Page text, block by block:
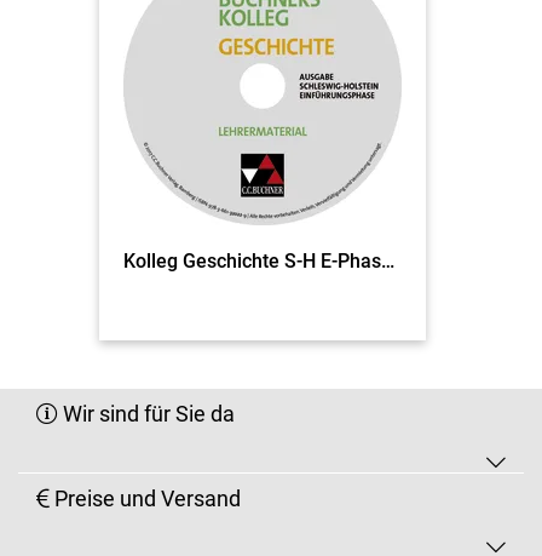
Kolleg Geschichte S-H E-Phase LM (Download EL)
Wir sind für Sie da
Preise und Versand